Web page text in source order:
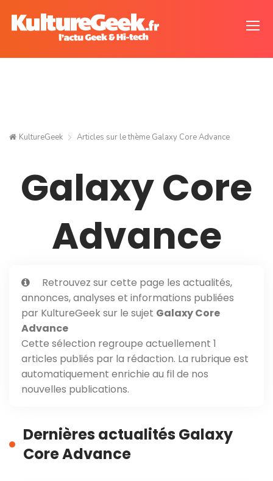
KultureGeek Articles sur le thème Galaxy Core Advance
Galaxy Core
Advance
Retrouvez sur cette page les actualités,
annonces, analyses et informations publiées
par KultureGeek sur le sujet Galaxy Core
Advance
Cette sélection regroupe actuellement 1
articles publiés par la rédaction. La rubrique est
automatiquement enrichie au fil de nos
nouvelles publications.
Dernières actualités Galaxy
Core Advance